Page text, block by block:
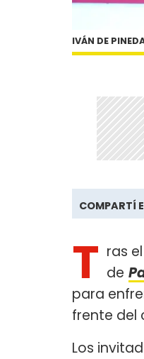
IVÁN DE
COMPARTÍ
T ras
de
para
frente del
Los